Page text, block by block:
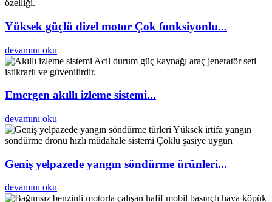
Yüksek güçlü dizel motor Çok fonksiyonlu...
devamını oku
Emergen akıllı izleme sistemi...
devamını oku
Geniş yelpazede yangın söndürme ürünleri...
devamını oku